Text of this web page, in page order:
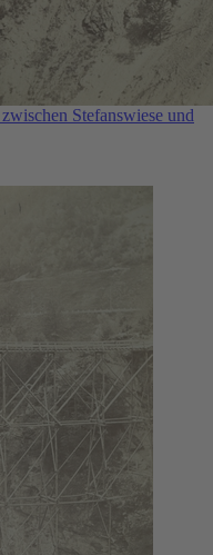
Stefanswiese und